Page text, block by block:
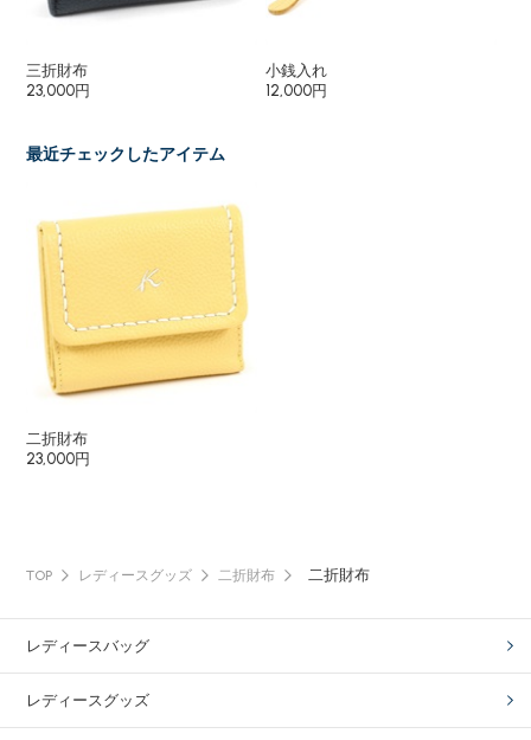
三折財布
23,000円
小銭入れ
12,000円
最近チェックしたアイテム
二折財布
23,000円
TOP レディースグッズ 二折財布 二折財布
レディースバッグ
レディースグッズ